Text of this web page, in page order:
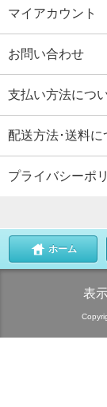
マイアカウント
お問い合わせ
支払い方法につ
配送方法･送料に
プライバシーポ
ホーム
表